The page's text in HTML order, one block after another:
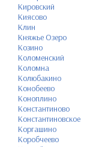
Кировский
Киясово
Клин
Княжье Озеро
Козино
Коломенский
Коломна
Колюбакино
Конобеево
Коноплино
Константиново
Константиновское
Коргашино
Коробчеево